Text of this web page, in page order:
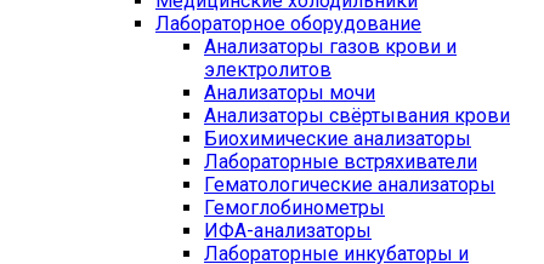
Лабораторное оборудование
Анализаторы газов крови и
электролитов
Анализаторы мочи
Анализаторы свёртывания крови
Биохимические анализаторы
Лабораторные встряхиватели
Гематологические анализаторы
Гемоглобинометры
ИФА-анализаторы
Лабораторные инкубаторы и